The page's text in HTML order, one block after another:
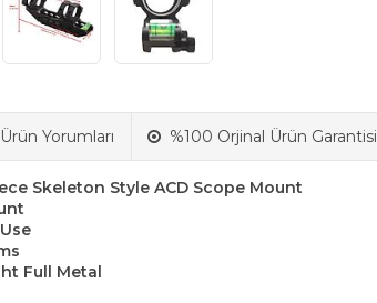
Ürün Yorumları %100 Orjinal Ürün Garantisi
Skeleton Style ACD Scope Mount
Full Metal